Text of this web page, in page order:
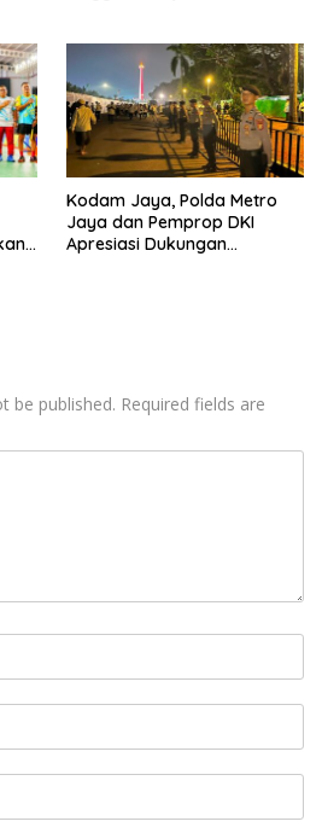
Kodam Jaya, Polda Metro
Jaya dan Pemprop DKI
Apresiasi Dukungan
be published. Required fields are